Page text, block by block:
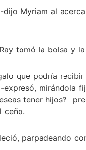
dijo Myriam al
tomó la bolsa y
que podría
expresó, mirándola
tener hijos? -
ceño.
parpadeando